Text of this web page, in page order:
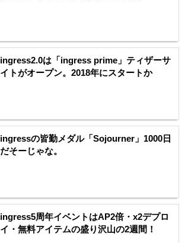
ingress2.0は「ingress prime」ティザーサ
イトがオープン。2018年にスタートか
ingressの皆勤メダル「Sojourner」1000日
だそーじゃな。
ingress5周年イベントはAP2倍・x2デプロ
イ・無料アイテムの盛り沢山の2週間！